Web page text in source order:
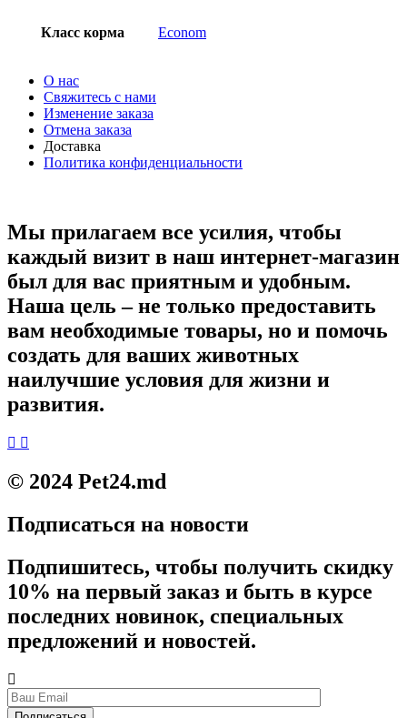
Класс корма Econom
О нас
Свяжитесь с нами
Изменение заказа
Отмена заказа
Доставка
Политика конфиденциальности
Мы прилагаем все усилия, чтобы
каждый визит в наш интернет-магазин
был для вас приятным и удобным.
Наша цель – не только предоставить
вам необходимые товары, но и помочь
создать для ваших животных
наилучшие условия для жизни и
развития.
© 2024 Pet24.md
Подписаться на новости
Подпишитесь, чтобы получить скидку
10% на первый заказ и быть в курсе
последних новинок, специальных
предложений и новостей.